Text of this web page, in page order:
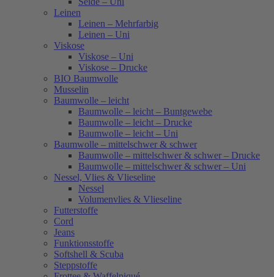
Leinen
Leinen – Mehrfarbig
Leinen – Uni
Viskose
Viskose – Uni
Viskose – Drucke
BIO Baumwolle
Musselin
Baumwolle – leicht
Baumwolle – leicht – Buntgewebe
Baumwolle – leicht – Drucke
Baumwolle – leicht – Uni
Baumwolle – mittelschwer & schwer
Baumwolle – mittelschwer & schwer – Drucke
Baumwolle – mittelschwer & schwer – Uni
Nessel, Vlies & Vlieseline
Nessel
Volumenvlies & Vlieseline
Futterstoffe
Cord
Jeans
Funktionsstoffe
Softshell & Scuba
Steppstoffe